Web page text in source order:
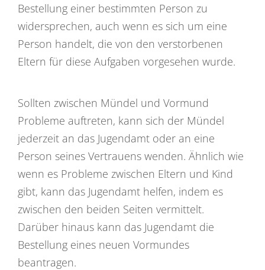
Bestellung einer bestimmten Person zu
widersprechen, auch wenn es sich um eine
Person handelt, die von den verstorbenen
Eltern für diese Aufgaben vorgesehen wurde.
Sollten zwischen Mündel und Vormund
Probleme auftreten, kann sich der Mündel
jederzeit an das Jugendamt oder an eine
Person seines Vertrauens wenden. Ähnlich wie
wenn es Probleme zwischen Eltern und Kind
gibt, kann das Jugendamt helfen, indem es
zwischen den beiden Seiten vermittelt.
Darüber hinaus kann das Jugendamt die
Bestellung eines neuen Vormundes
beantragen.